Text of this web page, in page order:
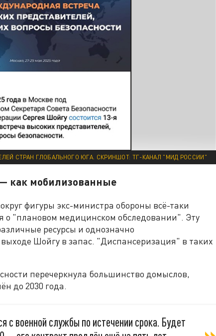
СТРАН ГЛОБАЛЬНОГО ЮГА. СКРИНШОТ: ТГ-КАНАЛ "МИД РОССИИ"
как мобилизованные
фигуры экс-министра обороны всё-таки
о "плановом медицинском обследовании". Эту
ресурсы и однозначно
Шойгу в запас. "Диспансеризация" в таких
перечеркнула большинство домыслов,
до 2030 года.
с военной службы по истечении срока. Будет